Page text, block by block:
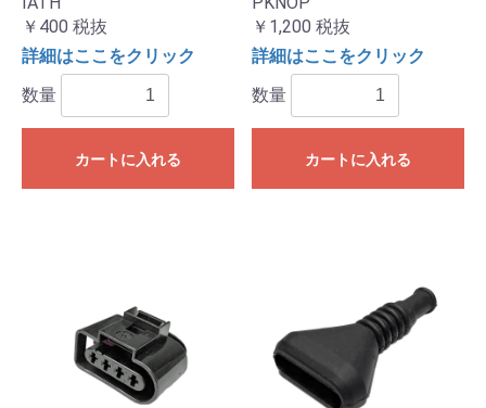
￥400 税抜
詳細はここをクリック
数量
カートに入れる
￥1,200 税抜
詳細はここをクリック
数量
カートに入れる